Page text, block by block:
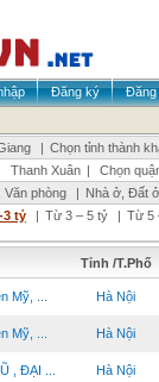
Đăng ký
Đăng
| Chọn tỉnh thành
Thanh Xuân |
Chọn
Văn phòng | Nhà ở, Đất ở
3 tỷ | Từ 3 – 5 tỷ | Từ 5
Tỉnh /T.Phố
Mỹ, ... Hà Nội
Mỹ, ... Hà Nội
, ĐẠI ... Hà Nội